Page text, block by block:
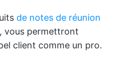
de notes de réunion
vous permettront
client comme un pro.